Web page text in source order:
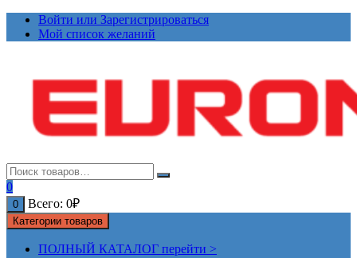
ПерейтиВойти или Зарегистрироваться
Мой список желаний
0
0 Всего: 0₽
Категории товаров
ПОЛНЫЙ КАТАЛОГ перейти >